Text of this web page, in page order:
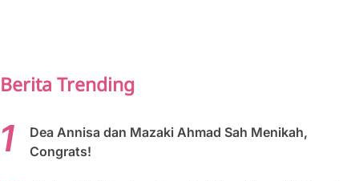
Berita Trending
Dea Annisa dan Mazaki Ahmad Sah Menikah,
Congrats!